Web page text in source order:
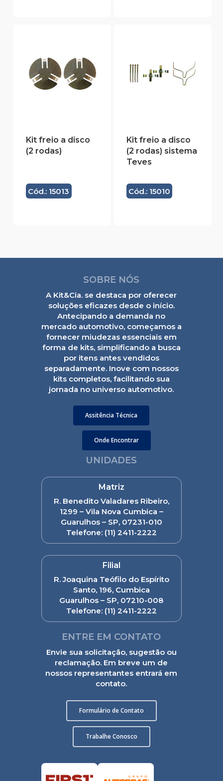
Kit freio a disco
(2 rodas)
Cód.: 15013
Kit freio a disco
(2 rodas) sistema
Teves
Cód.: 15010
SOBRE NÓS
A Kit&Cia. se destaca por oferecer
soluções eficazes desde o início.
Antecipando a demanda no
mercado automotivo, começamos a
fornecer miudezas essenciais em
forma de kits, simplificando a busca
por itens antes vendidos
separadamente. Inove com nossos
kits completos, facilitando sua
jornada no universo automotivo.
Assitência Técnica
Onde Encontrar
UNIDADES
Matriz
R. Benedito Valadares Ribeiro,
1299 – Vila Nova Cumbica –
Guarulhos – SP, 07231-010
Telefone: (11) 2411-2222
Filial
R. Joaquina Teófilo do Espírito
Santo, 196, Cumbica
Guarulhos – SP, 07210-008
Telefone:(11) 2411-2222
ENTRE EM CONTATO
Envie sua solicitação, sugestão ou
reclamação. Em breve um de
nossos representantes entrará em
contato.
Formulário de Contato
Trabalhe Conosco